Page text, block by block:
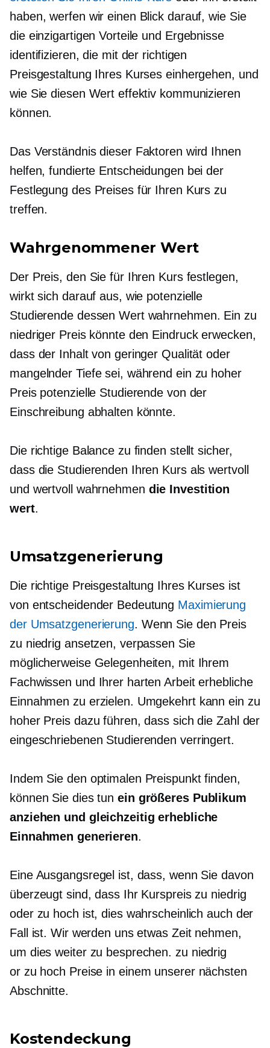
haben, werfen wir einen Blick darauf, wie Sie
die einzigartigen Vorteile und Ergebnisse
identifizieren, die mit der richtigen
Preisgestaltung Ihres Kurses einhergehen, und
wie Sie diesen Wert effektiv kommunizieren
können.
Das Verständnis dieser Faktoren wird Ihnen
helfen, fundierte Entscheidungen bei der
Festlegung des Preises für Ihren Kurs zu
treffen.
Wahrgenommener Wert
Der Preis, den Sie für Ihren Kurs festlegen,
wirkt sich darauf aus, wie potenzielle
Studierende dessen Wert wahrnehmen. Ein zu
niedriger Preis könnte den Eindruck erwecken,
dass der Inhalt von geringer Qualität oder
mangelnder Tiefe sei, während ein zu hoher
Preis potenzielle Studierende von der
Einschreibung abhalten könnte.
Die richtige Balance zu finden stellt sicher,
dass die Studierenden Ihren Kurs als wertvoll
und wertvoll wahrnehmen die Investition
wert.
Umsatzgenerierung
Die richtige Preisgestaltung Ihres Kurses ist
von entscheidender Bedeutung Maximierung
der Umsatzgenerierung. Wenn Sie den Preis
zu niedrig ansetzen, verpassen Sie
möglicherweise Gelegenheiten, mit Ihrem
Fachwissen und Ihrer harten Arbeit erhebliche
Einnahmen zu erzielen. Umgekehrt kann ein zu
hoher Preis dazu führen, dass sich die Zahl der
eingeschriebenen Studierenden verringert.
Indem Sie den optimalen Preispunkt finden,
können Sie dies tun ein größeres Publikum
anziehen und gleichzeitig erhebliche
Einnahmen generieren.
Eine Ausgangsregel ist, dass, wenn Sie davon
überzeugt sind, dass Ihr Kurspreis zu niedrig
oder zu hoch ist, dies wahrscheinlich auch der
Fall ist. Wir werden uns etwas Zeit nehmen,
um dies weiter zu besprechen. zu niedrig
or zu hoch Preise in einem unserer nächsten
Abschnitte.
Kostendeckung